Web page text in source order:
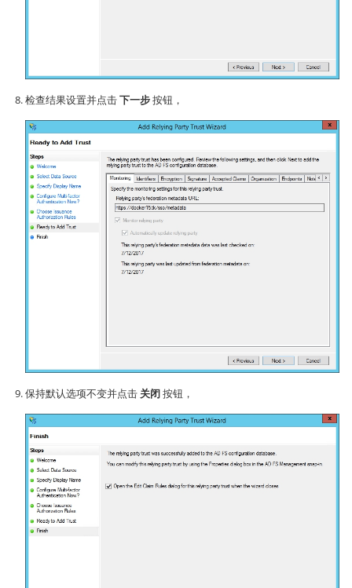
检查结果设置并点击下一步按钮，
保持默认选项不变并点击 关闭按钮，